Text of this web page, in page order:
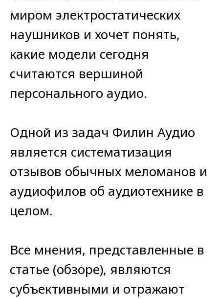
миром электростатических
наушников и хочет понять,
какие модели сегодня
считаются вершиной
персонального аудио.
Одной из задач Филин Аудио
является систематизация
отзывов обычных меломанов и
аудиофилов об аудиотехнике в
целом.
Все мнения, представленные в
статье (обзоре), являются
субъективными и отражают